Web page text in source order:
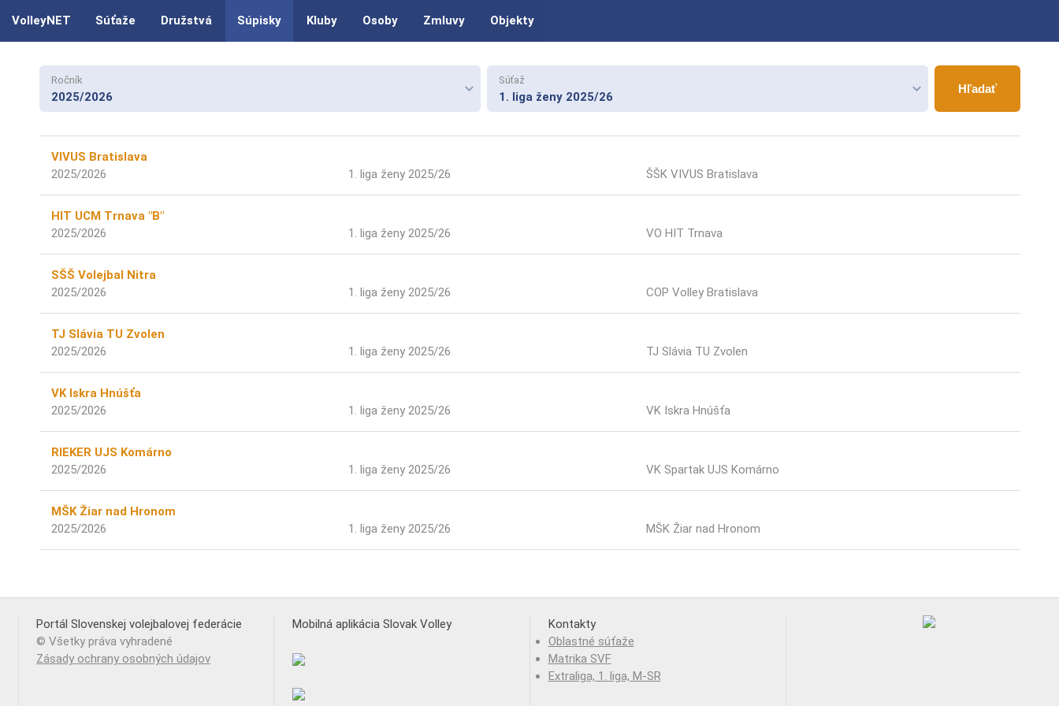
VolleyNET Súťaže Družstvá Súpisky Kluby Osoby Zmluvy Objekty
Ročník
2025/2026
keyboard_arrow_down Súťaž
1. liga ženy 2025/26
keyboard_arrow_down Hľadať
VIVUS Bratislava
2025/2026
1. liga ženy 2025/26 ŠŠK VIVUS Bratislava
HIT UCM Trnava "B"
2025/2026
1. liga ženy 2025/26 VO HIT Trnava
SŠŠ Volejbal Nitra
2025/2026
1. liga ženy 2025/26 COP Volley Bratislava
TJ Slávia TU Zvolen
2025/2026
1. liga ženy 2025/26 TJ Slávia TU Zvolen
VK Iskra Hnúšťa
2025/2026
1. liga ženy 2025/26 VK Iskra Hnúšťa
RIEKER UJS Komárno
2025/2026
1. liga ženy 2025/26 VK Spartak UJS Komárno
MŠK Žiar nad Hronom
2025/2026
1. liga ženy 2025/26 MŠK Žiar nad Hronom
Portál Slovenskej volejbalovej federácie
© Všetky práva vyhradené
Zásady ochrany osobných údajov
Mobilná aplikácia Slovak Volley
Kontakty
Oblastné súťaže
Matrika SVF
Extraliga, 1. liga, M-SR